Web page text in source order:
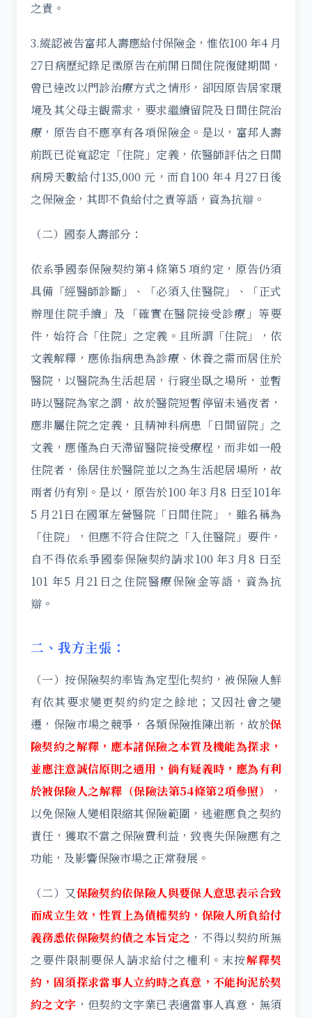
之責。
3.縱認被告富邦人壽應給付保險金，惟依100 年4 月
27日病歷紀錄足徵原告在前開日間住院復健期間，
曾已達改以門診治療方式之情形，卻因原告居家環
境及其父母主觀需求，要求繼續留院及日間住院治
療，原告自不應享有各項保險金。是以，富邦人壽
前既已從寬認定「住院」定義，依醫師評估之日間
病房天數給付135,000 元，而自100 年4 月27日後
之保險金，其即不負給付之責等語，資為抗辯。
（二）國泰人壽部分：
依系爭國泰保險契約第4 條第5 項約定，原告仍須
具備「經醫師診斷」、「必須入住醫院」、「正式
辦理住院手續」及「確實在醫院接受診療」等要
件，始符合「住院」之定義。且所謂「住院」，依
文義解釋，應係指病患為診療、休養之需而居住於
醫院，以醫院為生活起居，行寢坐臥之場所，並暫
時以醫院為家之謂，故於醫院短暫停留未過夜者，
應非屬住院之定義，且精神科病患「日間留院」之
文義，應僅為白天滯留醫院接受療程，而非如一般
住院者，係居住於醫院並以之為生活起居場所，故
兩者仍有別。是以，原告於100 年3 月8 日至101年
5 月21日在國軍左營醫院「日間住院」，雖名稱為
「住院」，但應不符合住院之「入住醫院」要件，
自不得依系爭國泰保險契約請求100 年3 月8 日至
101 年5 月21日之住院醫療保險金等語，資為抗
辯。
二、我方主張：
（一）按保險契約率皆為定型化契約，被保險人鮮
有依其要求變更契約約定之餘地；又因社會之變
遷，保險市場之競爭，各類保險推陳出新，故於保
險契約之解釋，應本諸保險之本質及機能為探求，
並應注意誠信原則之適用，倘有疑義時，應為有利
於被保險人之解釋（保險法第54條第2項參照）
，
以免保險人變相限縮其保險範圍，逃避應負之契約
責任，獲取不當之保險費利益，致喪失保險應有之
功能，及影響保險市場之正常發展。
（二）又保險契約依保險人與要保人意思表示合致
而成立生效，性質上為債權契約，保險人所負給付
義務悉依保險契約債之本旨定之 ，不得以契約所無
之要件限制要保人請求給付之權利。末按解釋契
約，固須探求當事人立約時之真意，不能拘泥於契
約之文字 ，但契約文字業已表適當事人真意，無須